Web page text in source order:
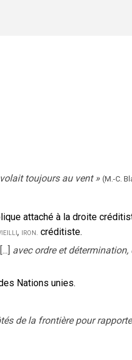
toujours au vent » (M.-C.
attaché à la droite
, iron. créditiste.
[...] avec ordre et
Nations unies.
de la frontière pour